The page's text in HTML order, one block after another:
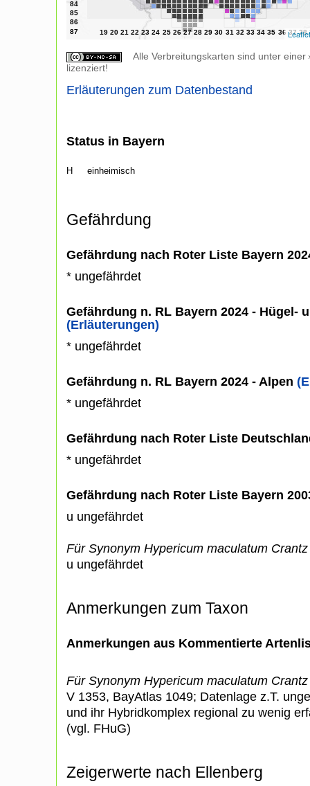
Leaflet
Alle Verbreitungskarten sind unter einer
lizenziert!
Erläuterungen zum Datenbestand
Status in Bayern
H einheimisch
Gefährdung
Gefährdung nach Roter Liste Bayern
* ungefährdet
Gefährdung n. RL Bayern 2024 - Hügel-
(Erläuterungen)
* ungefährdet
Gefährdung n. RL Bayern 2024 - Alpen
* ungefährdet
Gefährdung nach Roter Liste
* ungefährdet
Gefährdung nach Roter Liste Bayern
u ungefährdet
Für Synonym Hypericum maculatum
u ungefährdet
Anmerkungen zum Taxon
Anmerkungen aus Kommentierte
Für Synonym Hypericum maculatum
V 1353, BayAtlas 1049; Datenlage z.T.
und ihr Hybridkomplex regional zu wenig
(vgl. FHuG)
Zeigerwerte nach Ellenberg